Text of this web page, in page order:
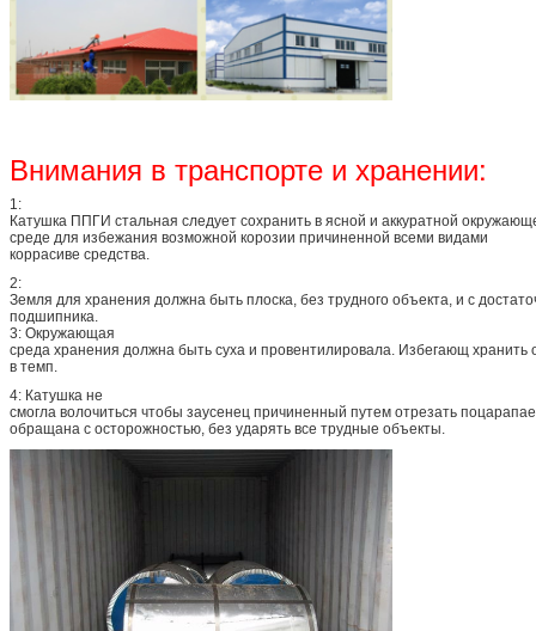
Внимания в транспорте и хранении:
1:
Катушка ППГИ стальная следует сохранить в ясной и аккуратной
среде для избежания возможной корозии причиненной всеми видами
коррасиве средства.
2:
Земля для хранения должна быть плоска, без трудного объекта, и с
подшипника.
3: Окружающая
среда хранения должна быть суха и провентилировала. Избегающ хранить
в темп.
4: Катушка не
смогла волочиться чтобы заусенец причиненный путем отрезать
обращана с осторожностью, без ударять все трудные объекты.